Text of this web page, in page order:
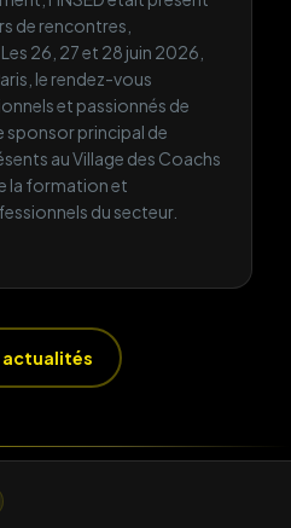
une organisation
terrain. Je
School.
accessible. J'ai
travaille déjà en
de rencontres,
26, 27 et 28 juin 2026,
le rendez-vous
et passionnés de
sponsor principal de
au Village des Coachs
la formation et
du secteur.
actualités